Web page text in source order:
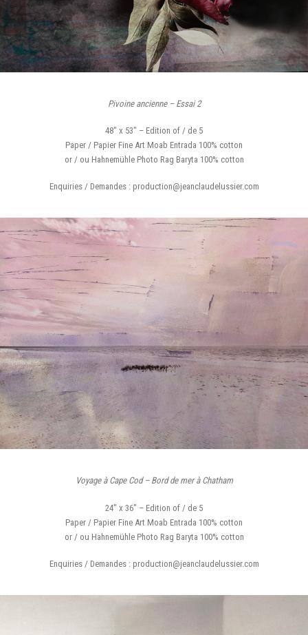
Pivoine ancienne – Essai 2
48″ x 53″ – Edition of / de 5
Paper / Papier Fine Art Moab Entrada 100% cotton
or / ou Hahnemühle Photo Rag Baryta 100% cotton
Enquiries / Demandes : production@jeanclaudelussier.com
Voyage à Cape Cod – Bord de mer à Chatham
24″ x 36″ – Edition of / de 5
Paper / Papier Fine Art Moab Entrada 100% cotton
or / ou Hahnemühle Photo Rag Baryta 100% cotton
Enquiries / Demandes : production@jeanclaudelussier.com